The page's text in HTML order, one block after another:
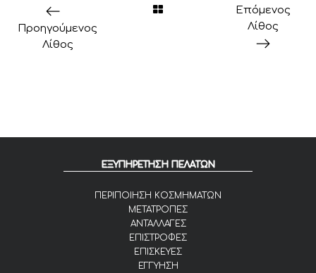
Προηγούμενος
Λίθος
Επόμενος
Λίθος
ΕΞΥΠΗΡΕΤΗΣΗ ΠΕΛΑΤΩΝ
ΠΕΡΙΠΟΙΗΣΗ ΚΟΣΜΗΜΑΤΩΝ
ΜΕΤΑΤΡΟΠΕΣ
ΑΝΤΑΛΛΑΓΕΣ
ΕΠΙΣΤΡΟΦΕΣ
ΕΠΙΣΚΕΥΕΣ
ΕΓΓΥΗΣΗ